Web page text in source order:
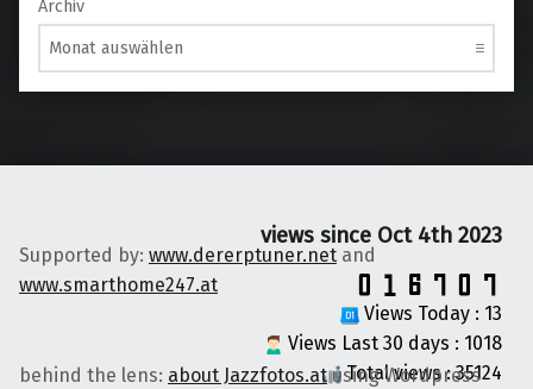
Archiv
Supported by: www.dererptuner.net and
www.smarthome247.at
behind the lens: about Jazzfotos.atusing Wordpress
views since Oct 4th 2023
Views Today : 13
Views Last 30 days : 1018
Total views : 35124